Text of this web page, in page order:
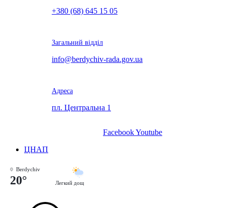
+380 (68) 645 15 05
Загальний відділ
info@berdychiv-rada.gov.ua
Адреса
пл. Центральна 1
FacebookYoutube
ЦНАП
Berdychiv
20° Легкий дощ